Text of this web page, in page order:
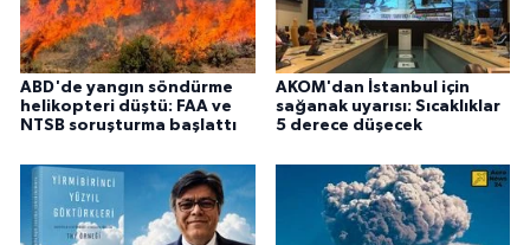
ABD'de yangın söndürme
helikopteri düştü: FAA ve
NTSB soruşturma başlattı
AKOM'dan İstanbul için
sağanak uyarısı: Sıcaklıklar
5 derece düşecek